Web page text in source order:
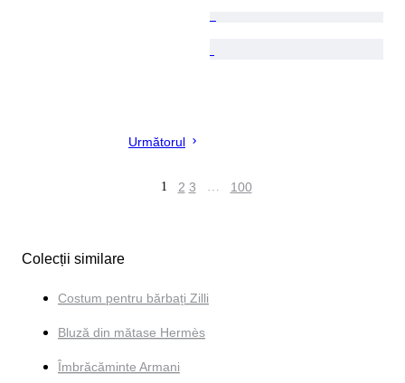
Următorul
1 2 3 … 100
Colecții similare
Costum pentru bărbați Zilli
Bluză din mătase Hermès
Îmbrăcăminte Armani